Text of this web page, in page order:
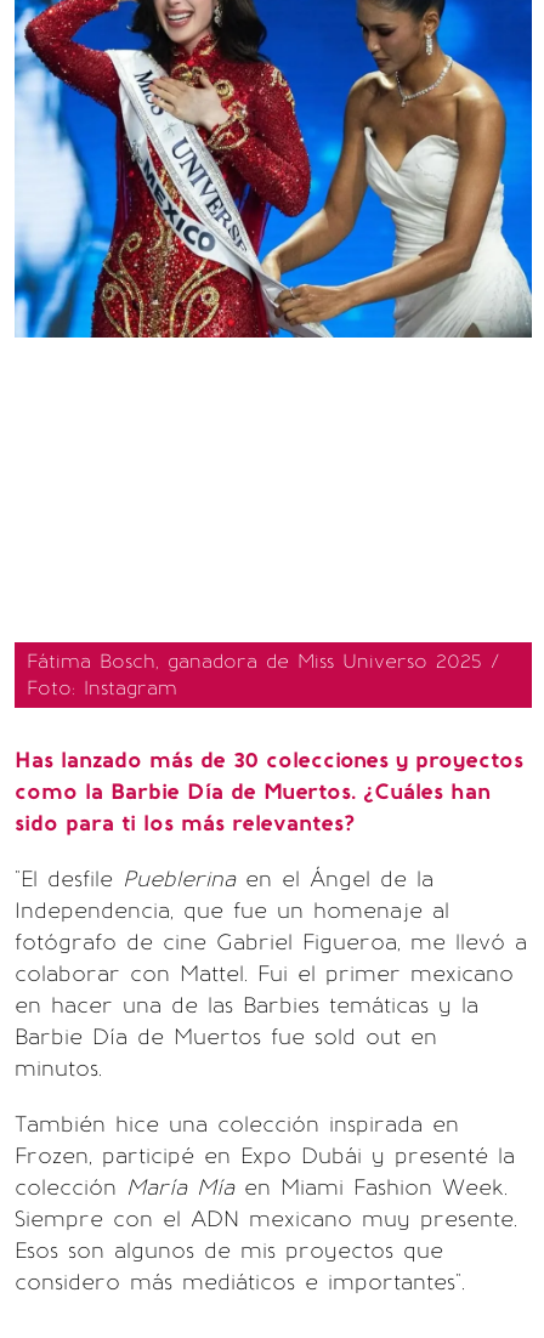
Fátima Bosch, ganadora de Miss Universo 2025 /
Foto: Instagram
Has lanzado más de 30 colecciones y proyectos
como la Barbie Día de Muertos. ¿Cuáles han
sido para ti los más relevantes?
"El desfile Pueblerinaen el Ángel de la
Independencia, que fue un homenaje al
fotógrafo de cine Gabriel Figueroa, me llevó a
colaborar con Mattel. Fui el primer mexicano
en hacer una de las Barbies temáticas y la
Barbie Día de Muertos fue sold out en
minutos.
También hice una colección inspirada en
Frozen, participé en Expo Dubái y presenté la
colección María Míaen Miami Fashion Week.
Siempre con el ADN mexicano muy presente.
Esos son algunos de mis proyectos que
considero más mediáticos e importantes".